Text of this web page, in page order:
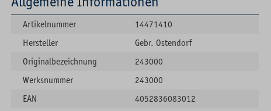
Artikelnummer
14471410
Hersteller
Gebr. Ostendorf
Originalbezeichnung
243000
Werksnummer
243000
EAN
4052836083012